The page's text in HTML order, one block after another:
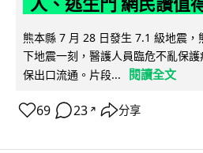
人、逃生門 網民讚值
熊本縣 7 月 28 日發生 7.1 級地震
下地震一刻，醫護人員臨危不亂保
保出口流通。片段...
閱讀全文
69 23 ↗ 分享